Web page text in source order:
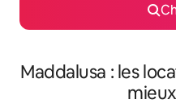
Maddalusa : les